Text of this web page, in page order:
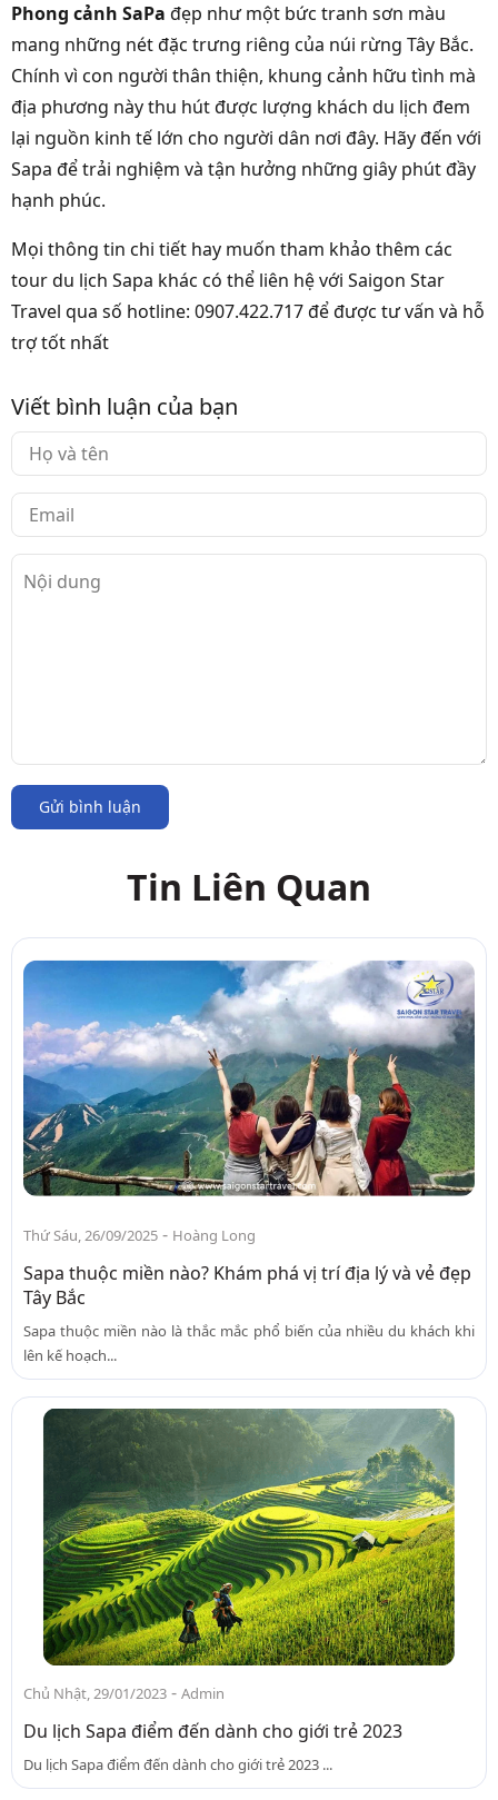
Phong cảnh SaPa đẹp như một bức tranh sơn màu
mang những nét đặc trưng riêng của núi rừng Tây Bắc.
Chính vì con người thân thiện, khung cảnh hữu tình mà
địa phương này thu hút được lượng khách du lịch đem
lại nguồn kinh tế lớn cho người dân nơi đây. Hãy đến với
Sapa để trải nghiệm và tận hưởng những giây phút đầy
hạnh phúc.
Mọi thông tin chi tiết hay muốn tham khảo thêm các
tour du lịch Sapa khác có thể liên hệ với Saigon Star
Travel qua số hotline: 0907.422.717 để được tư vấn và hỗ
trợ tốt nhất
Viết bình luận của bạn
Gửi bình luận
Tin Liên Quan
Thứ Sáu, 26/09/2025 - Hoàng Long
Sapa thuộc miền nào? Khám phá vị trí địa lý và vẻ đẹp
Tây Bắc
Sapa thuộc miền nào là thắc mắc phổ biến của nhiều du khách khi
lên kế hoạch...
Chủ Nhật, 29/01/2023 - Admin
Du lịch Sapa điểm đến dành cho giới trẻ 2023
Du lịch Sapa điểm đến dành cho giới trẻ 2023 ...